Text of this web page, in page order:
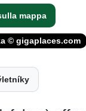
mappa
© gigaplaces.com